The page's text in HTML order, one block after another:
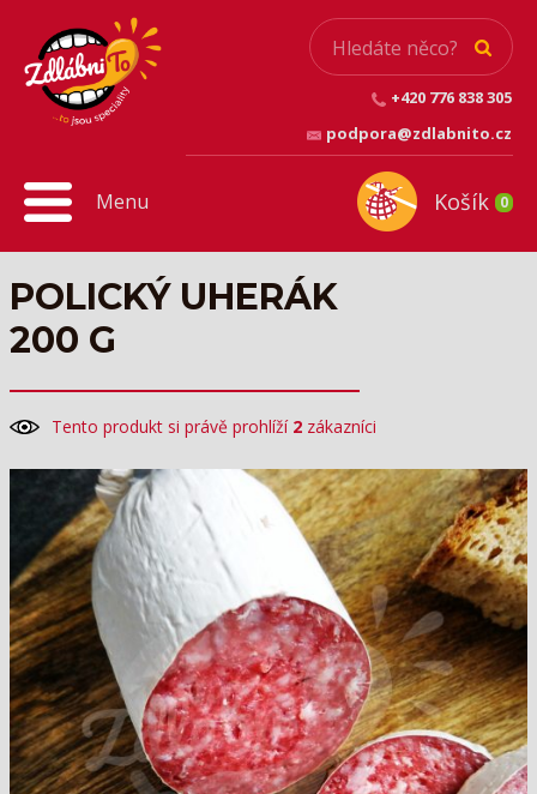
+420 776 838 305
podpora@zdlabnito.cz
Košík 0
Menu
POLICKÝ UHERÁK
200 G
Tento produkt si právě prohlíží 2 zákazníci